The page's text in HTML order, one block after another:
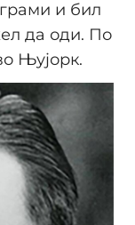
и бил
да оди. По
Њујорк.